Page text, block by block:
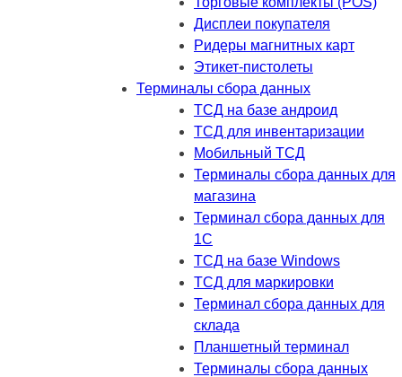
Дисплеи покупателя
Ридеры магнитных карт
Этикет-пистолеты
Терминалы сбора данных
ТСД на базе андроид
ТСД для инвентаризации
Мобильный ТСД
Терминалы сбора данных для
магазина
Терминал сбора данных для
1C
ТСД на базе Windows
ТСД для маркировки
Терминал сбора данных для
склада
Планшетный терминал
Терминалы сбора данных